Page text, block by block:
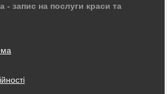
запис на послуги краси та